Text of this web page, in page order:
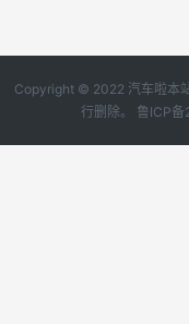
Copyright © 2022 汽车啦本
行删除。 鲁ICP